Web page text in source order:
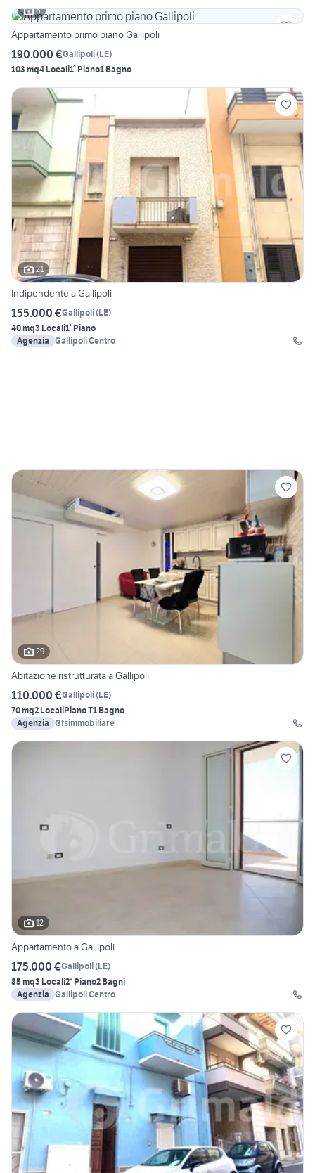
6
Appartamento primo piano Gallipoli
190.000 €Gallipoli(LE)
103 mq4 Locali1° Piano1 Bagno
21
Indipendente a Gallipoli
155.000 €Gallipoli(LE)
40 mq3 Locali1° Piano
Agenzia Gallipoli Centro
29
Abitazione ristrutturata a Gallipoli
110.000 €Gallipoli(LE)
70 mq2 LocaliPiano T1 Bagno
Agenzia Gfsimmobiliare
12
Appartamento a Gallipoli
175.000 €Gallipoli(LE)
85 mq3 Locali2° Piano2 Bagni
Agenzia Gallipoli Centro